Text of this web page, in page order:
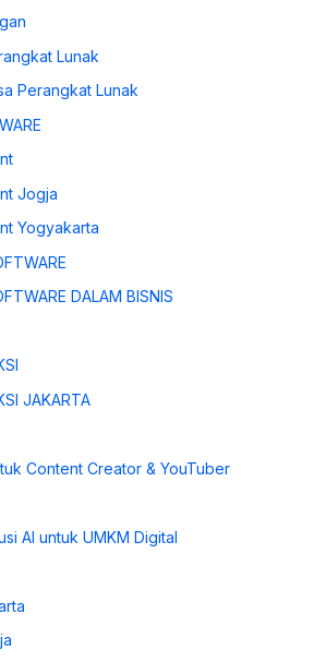
Lunak
Perangkat Lunak
Jogja
Yogyakarta
DALAM BISNIS
JAKARTA
Content Creator & YouTuber
AI untuk UMKM Digital